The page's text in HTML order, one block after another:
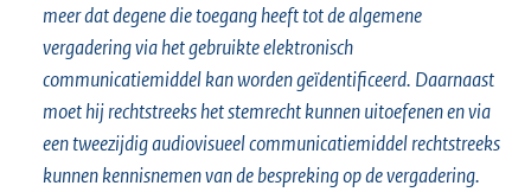
meer dat degene die toegang heeft tot de algemene
vergadering via het gebruikte elektronisch
communicatiemiddel kan worden geïdentificeerd. Daarnaast
moet hij rechtstreeks het stemrecht kunnen uitoefenen en via
een tweezijdig audiovisueel communicatiemiddel rechtstreeks
kunnen kennisnemen van de bespreking op de vergadering.